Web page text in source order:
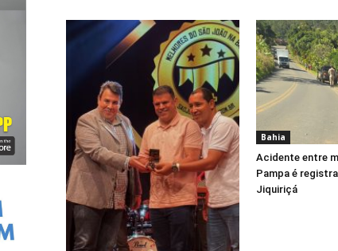
Bahia
Acidente entre
Pampa é
Jiquiriçá